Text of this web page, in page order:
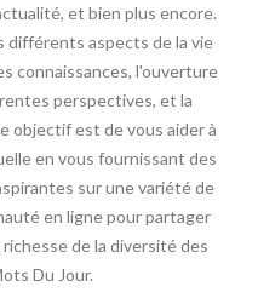
et bien plus encore.
différents aspects de la vie
connaissances, l'ouverture
perspectives, et la
objectif est de vous aider à
en vous fournissant des
sur une variété de
en ligne pour partager
de la diversité des
Du Jour.